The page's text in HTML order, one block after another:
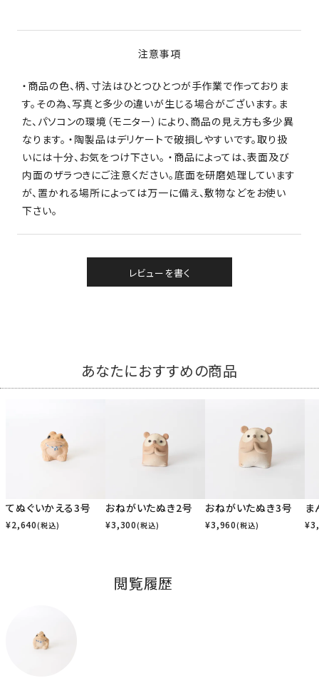
注意事項
・商品の色、柄、寸法はひとつひとつが手作業で作っておりま
す。その為、写真と多少の違いが生じる場合がございます。ま
た、パソコンの環境（モニター）により、商品の見え方も多少異
なります。 ・陶製品はデリケートで破損しやすいです。取り扱
いには十分、お気をつけ下さい。 ・商品によっては、表面及び
内面のザラつきにご注意ください。底面を研磨処理しています
が、置かれる場所によっては万一に備え、敷物などをお使い
下さい。
レビューを書く
あなたにおすすめの商品
てぬぐいかえる3号
¥2,640(税込)
おねがいたぬき2号
¥3,300(税込)
おねがいたぬき3号
¥3,960(税込)
ま
¥
閲覧履歴